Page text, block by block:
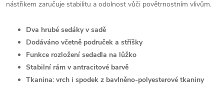
nástřikem zaručuje stabilitu a odolnost vůči povětrnostním vlivům.
Dva hrubé sedáky v sadě
Dodáváno včetně područek a stříšky
Funkce rozložení sedadla na lůžko
Stabilní rám v antracitové barvě
Tkanina: vrch i spodek z bavlněno-polyesterové tkaniny